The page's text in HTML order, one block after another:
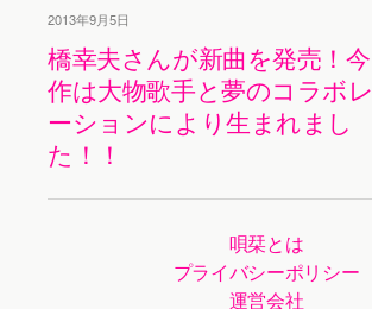
2013年9月5日
橋幸夫さんが新曲を発売！今
作は大物歌手と夢のコラボレ
ーションにより生まれまし
た！！
唄栞とは
プライバシーポリシー
運営会社